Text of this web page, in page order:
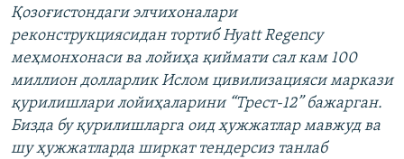
Қозоғистондаги элчихоналари
реконструкциясидан тортиб Hyatt Regency
меҳмонхонаси ва лойиҳа қиймати сал кам 100
миллион долларлик Ислом цивилизацияси маркази
қурилишлари лойиҳаларини “Трест-12” бажарган.
Бизда бу қурилишларга оид ҳужжатлар мавжуд ва
шу ҳужжатларда ширкат тендерсиз танлаб